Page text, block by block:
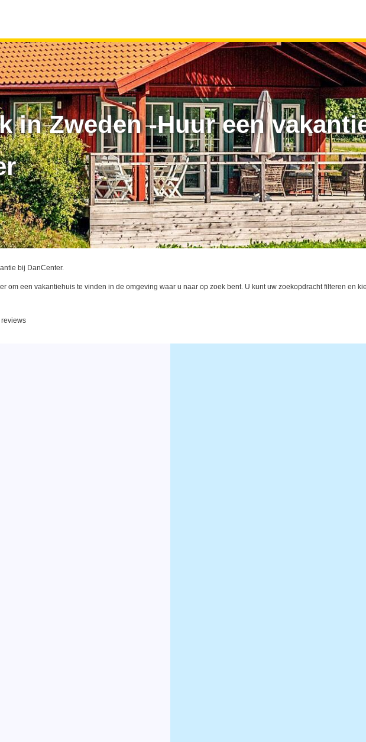
in Zweden -Huur een
bij DanCenter.
om een vakantiehuis te vinden in de omgeving waar u naar op zoek bent. U kunt uw zoekopdracht filteren en
reviews